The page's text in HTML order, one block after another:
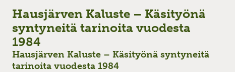
Hausjärven Kaluste – Käsityönä
syntyneitä tarinoita vuodesta
1984
Hausjärven Kaluste – Käsityönä syntyneitä
tarinoita vuodesta 1984